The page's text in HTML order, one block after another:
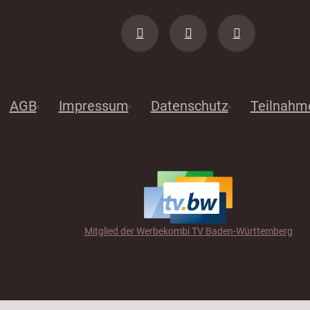
AGB Impressum Datenschutz
Mitglied der Werbekombi TV Baden-Württemberg